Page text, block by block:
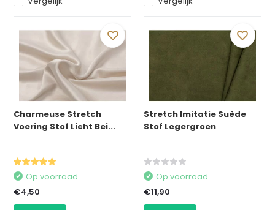
Charmeuse Stretch
Voering Stof Licht Bei...
Op voorraad
€4,50
Stretch Imitatie Suède
Stof Legergroen
Op voorraad
€11,90